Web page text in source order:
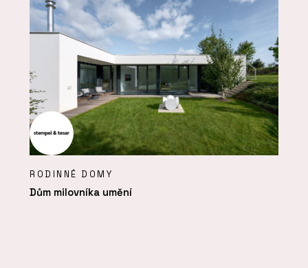
RODINNÉ DOMY
Dům milovníka umění